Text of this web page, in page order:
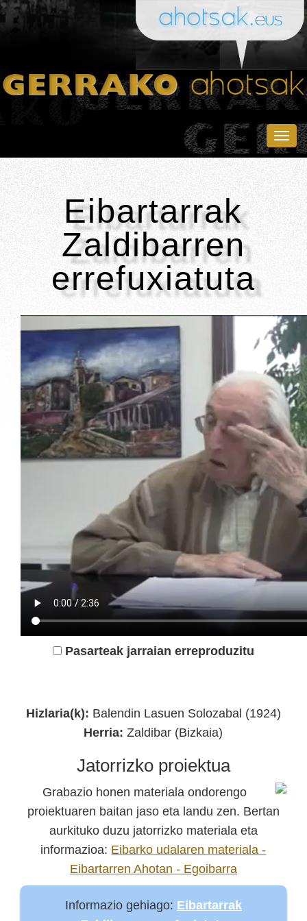
Eibartarrak
Zaldibarren
errefuxiatuta
Pasarteak jarraian erreproduzitu
Hizlaria(k): Balendin Lasuen Solozabal (1924)
Herria:Zaldibar (Bizkaia)
Jatorrizko proiektua
Grabazio honen materiala ondorengo
proiektuaren baitan jaso eta landu zen. Bertan
aurkituko duzu jatorrizko materiala eta
informazioa: Eibarko udalaren materiala -
Eibartarren Ahotan - Egoibarra
Informazio gehiago: Eibartarrak